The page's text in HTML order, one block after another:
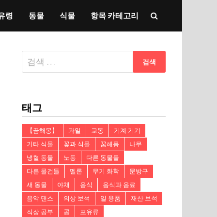
령 동물 식물 항목 카테고리
다
음
태그
【꿈해몽】 과일 교통
기계 기기
기타 식물
꽃과 식물 꿈해몽
나무
냉혈 동물
노동
다른 동물들
다른 물건들
멜론 무기 화학
문방구
새 동물
야채 음식
음식과 음료
음악 댄스
의상 보석 일 용품
재산 보석
직장 공부
콩 포유류